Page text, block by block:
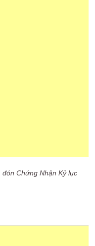
,đón Chứng Nhận Kỷ lục